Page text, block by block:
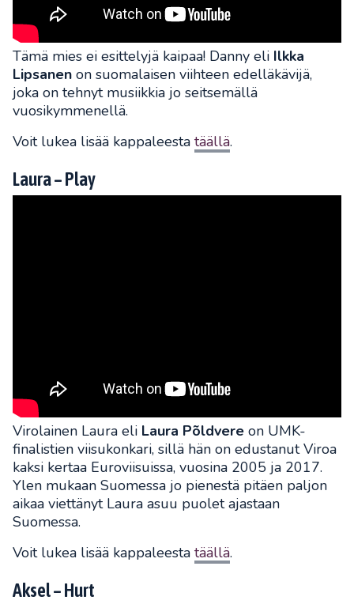
Tämä mies ei esittelyjä kaipaa! Danny eli Ilkka
Lipsanen on suomalaisen viihteen edelläkävijä,
joka on tehnyt musiikkia jo seitsemällä
vuosikymmenellä.
Voit lukea lisää kappaleesta täällä.
Laura – Play
Virolainen Laura eli Laura Põldvere on UMK-
finalistien viisukonkari, sillä hän on edustanut Viroa
kaksi kertaa Euroviisuissa, vuosina 2005 ja 2017.
Ylen mukaan Suomessa jo pienestä pitäen paljon
aikaa viettänyt Laura asuu puolet ajastaan
Suomessa.
Voit lukea lisää kappaleesta täällä.
Aksel – Hurt